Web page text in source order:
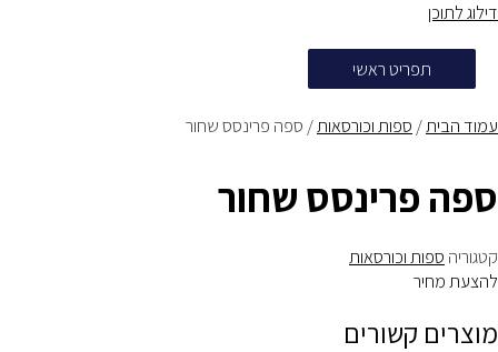
דילוג לתוכן
תפריט ראשי
עמוד הבית/ ספות וכורסאות/ ספה פרינסס שחור
ספה פרינסס שחור
קטגוריה ספות וכורסאות
להצעת מחיר
מוצרים קשורים